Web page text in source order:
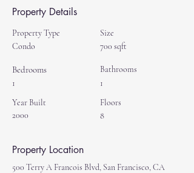
Property Details
Property Type
Condo
Bedrooms
1
Year Built
2000
Size
700 sqft
Bathrooms
1
Floors
8
Property Location
500 Terry A Francois Blvd, San Francisco, CA